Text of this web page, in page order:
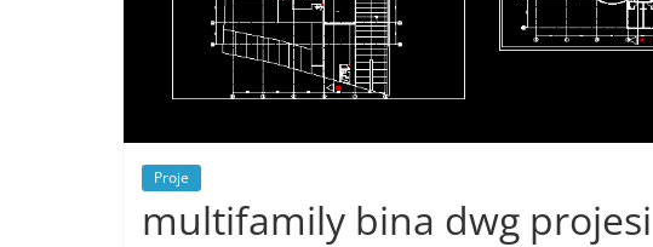
Proje
multifamily bina dwg projesi